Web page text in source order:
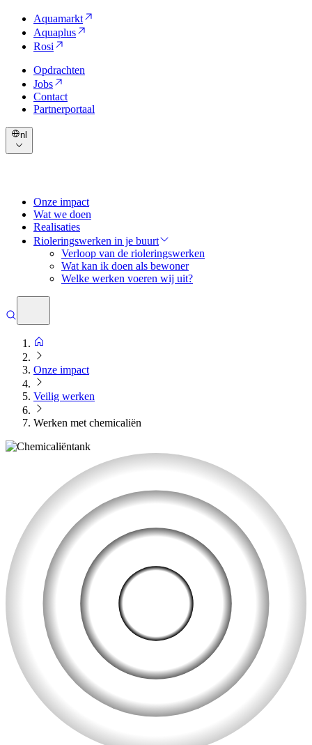
Aquamarkt
Aquaplus
Rosi
Opdrachten
Jobs
Contact
Partnerportaal
nl
Onze impact
Wat we doen
Realisaties
Rioleringswerken in je buurt
Verloop van de rioleringswerken
Wat kan ik doen als bewoner
Welke werken voeren wij uit?
Onze impact
Veilig werken
Werken met chemicaliën